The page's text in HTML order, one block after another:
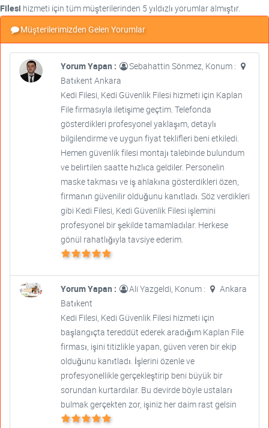
Filesi hizmeti için tüm müşterilerinden 5 yıldızlı yorumlar almıştır.
Müşterilerimizden Gelen Yorumlar
Yorum Yapan :
Sebahattin Sönmez, Konum :
Batıkent Ankara
Kedi Filesi, Kedi Güvenlik Filesi hizmeti için Kaplan
File firmasıyla iletişime geçtim. Telefonda
gösterdikleri profesyonel yaklaşım, detaylı
bilgilendirme ve uygun fiyat teklifleri beni etkiledi.
Hemen güvenlik filesi montajı talebinde bulundum
ve belirtilen saatte hızlıca geldiler. Personelin
maske takması ve iş ahlakına gösterdikleri özen,
firmanın güvenilir olduğunu kanıtladı. Söz verdikleri
gibi Kedi Filesi, Kedi Güvenlik Filesi işlemini
profesyonel bir şekilde tamamladılar. Herkese
gönül rahatlığıyla tavsiye ederim.
Yorum Yapan : Ali Yazgeldi, Konum :
Ankara
Batıkent
Kedi Filesi, Kedi Güvenlik Filesi hizmeti için
başlangıçta tereddüt ederek aradığım Kaplan File
firması, işini titizlikle yapan, güven veren bir ekip
olduğunu kanıtladı. İşlerini özenle ve
profesyonellikle gerçekleştirip beni büyük bir
sorundan kurtardılar. Bu devirde böyle ustaları
bulmak gerçekten zor, işiniz her daim rast gelsin